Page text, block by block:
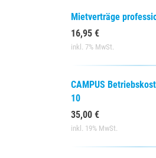
Mietverträge
16,95 €
inkl. 7% MwSt.
CAMPUS
10
35,00 €
inkl. 19% MwSt.